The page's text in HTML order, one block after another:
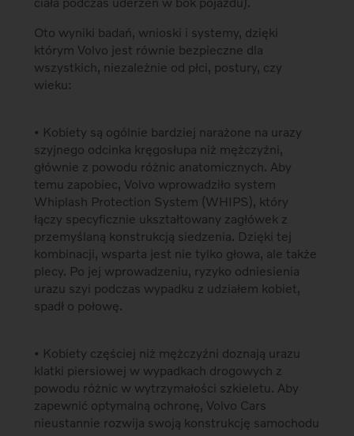
Oto wyniki badań, wnioski i systemy, dzięki
którym Volvo jest równie bezpieczne dla
wszystkich, niezależnie od płci, postury, czy
wieku:
• Kobiety są ogólnie bardziej narażone na urazy
szyjnego odcinka kręgosłupa niż mężczyźni,
głównie z powodu różnic anatomicznych. Aby
temu zapobiec, Volvo wprowadziło system
Whiplash Protection System (WHIPS), który
łączy specyficznie ukształtowany zagłówek z
przemyślaną konstrukcją siedzenia. Dzięki tej
kombinacji, wsparta jest nie tylko głowa, ale także
plecy. Po jej wprowadzeniu, ryzyko odniesienia
urazu szyi podczas wypadku z udziałem kobiet,
spadł o połowę.
• Kobiety częściej niż mężczyźni doznają urazu
klatki piersiowej w wypadkach drogowych z
powodu różnic w wytrzymałości szkieletu. Aby
zapewnić optymalną ochronę, Volvo Cars
nieustannie rozwija swoją konstrukcję samochodu